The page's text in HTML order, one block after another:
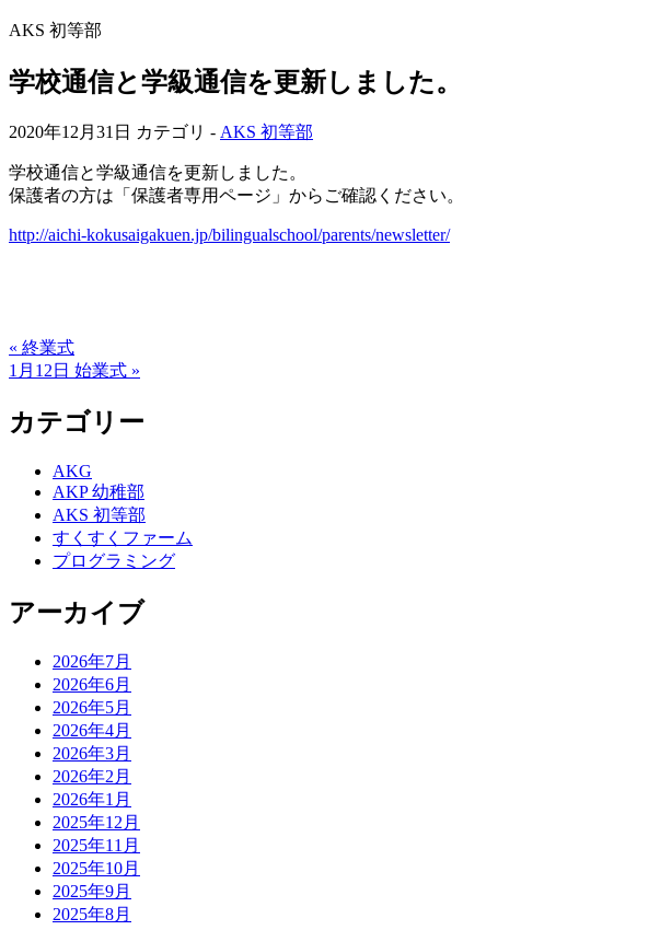
AKS 初等部
学校通信と学級通信を更新しました。
2020年12月31日 カテゴリ - AKS 初等部
学校通信と学級通信を更新しました。
保護者の方は「保護者専用ページ」からご確認ください。
http://aichi-kokusaigakuen.jp/bilingualschool/parents/newsletter/
« 終業式
1月12日 始業式 »
カテゴリー
AKG
AKP 幼稚部
AKS 初等部
すくすくファーム
プログラミング
アーカイブ
2026年7月
2026年6月
2026年5月
2026年4月
2026年3月
2026年2月
2026年1月
2025年12月
2025年11月
2025年10月
2025年9月
2025年8月